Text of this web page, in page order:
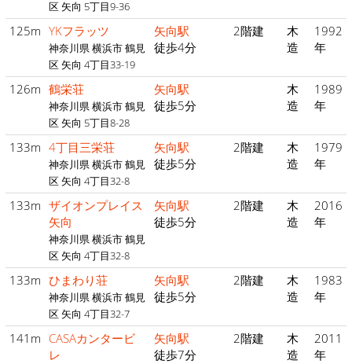
区 矢向 5丁目9-36
125m YKフラッツ
神奈川県 横浜市 鶴見
区 矢向 4丁目33-19
矢向駅
徒歩4分
2階建
木
造
1992
年
126m 鶴栄荘
神奈川県 横浜市 鶴見
区 矢向 5丁目8-28
矢向駅
徒歩5分
木
造
1989
年
133m 4丁目三栄荘
神奈川県 横浜市 鶴見
区 矢向 4丁目32-8
矢向駅
徒歩5分
2階建
木
造
1979
年
133m ザイオンプレイス
矢向
神奈川県 横浜市 鶴見
区 矢向 4丁目32-8
矢向駅
徒歩5分
2階建
木
造
2016
年
133m ひまわり荘
神奈川県 横浜市 鶴見
区 矢向 4丁目32-7
矢向駅
徒歩5分
2階建
木
造
1983
年
141m CASAカンタービ
レ
矢向駅
徒歩7分
2階建
木
造
2011
年